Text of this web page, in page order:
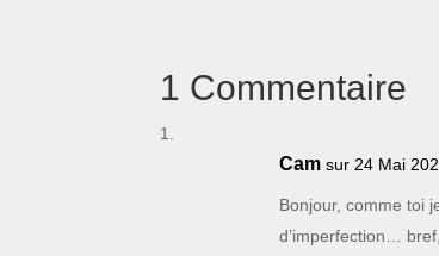
1 Commentaire
Cam sur 24 Mai
Bonjour, comme toi
d’imperfection…